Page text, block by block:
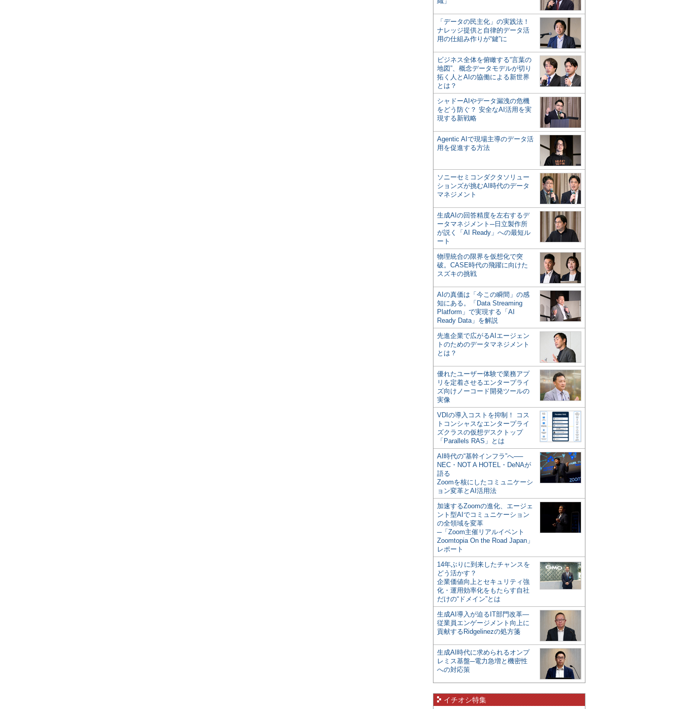
「データの民主化」の実践法！
ナレッジ提供と自律的データ活
用の仕組み作りが“鍵”に
ビジネス全体を俯瞰する“言葉の
地図”、概念データモデルが切り
拓く人とAIの協働による新世界
とは？
シャドーAIやデータ漏洩の危機
をどう防ぐ？ 安全なAI活用を実
現する新戦略
Agentic AIで現場主導のデータ活
用を促進する方法
ソニーセミコンダクタソリュー
ションズが挑むAI時代のデータ
マネジメント
生成AIの回答精度を左右するデ
ータマネジメント─日立製作所
が説く「AI Ready」への最短ル
ート
物理統合の限界を仮想化で突
破。CASE時代の飛躍に向けた
スズキの挑戦
AIの真価は「今この瞬間」の感
知にある。「Data Streaming
Platform」で実現する「AI
Ready Data」を解説
先進企業で広がるAIエージェン
トのためのデータマネジメント
とは？
優れたユーザー体験で業務アプ
リを定着させるエンタープライ
ズ向けノーコード開発ツールの
実像
VDIの導入コストを抑制！ コス
トコンシャスなエンタープライ
ズクラスの仮想デスクトップ
「Parallels RAS」とは
AI時代の“基幹インフラ”へ──
NEC・NOT A HOTEL・DeNAが
語る
Zoomを核にしたコミュニケーシ
ョン変革とAI活用法
加速するZoomの進化、エージェ
ント型AIでコミュニケーション
の全領域を変革
─「Zoom主催リアルイベント
Zoomtopia On the Road Japan」
レポート
14年ぶりに到来したチャンスを
どう活かす？
企業価値向上とセキュリティ強
化・運用効率化をもたらす自社
だけの“ドメイン”とは
生成AI導入が迫るIT部門改革―
従業員エンゲージメント向上に
貢献するRidgelinezの処方箋
生成AI時代に求められるオンプ
レミス基盤─電力急増と機密性
への対応策
イチオシ特集